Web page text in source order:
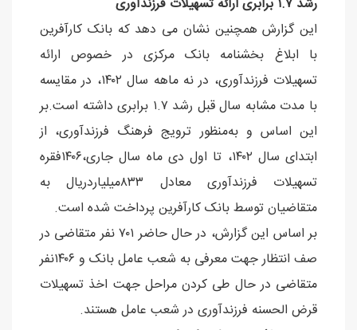
رشد ۱.۷ برابری ارائه تسهیلات فرزندآوری
این گزارش همچنین نشان می دهد که بانک کارآفرین
با ابلاغ بخشنامه بانک مرکزی در خصوص ارائه
تسهیلات فرزندآوری، در نه ماهه سال ۱۴۰۲، در مقایسه
با مدت مشابه سال قبل رشد ۱.۷ برابری داشته است.بر
این اساس و به‌منظور ترویج فرهنگ فرزندآوری، از
ابتدای سال ۱۴۰۲، تا اول دی ماه سال جاری،۱۴۰۶فقره
تسهیلات فرزندآوری معادل ۸۳۳میلیاردریال به
متقاضیان توسط بانک کارآفرین پرداخت شده است.
بر اساس این گزارش، در حال حاضر ۷۰۱ نفر متقاضی در
صف انتظار جهت معرفی به شعب عامل بانک و ۱۴۰۶نفر
متقاضی در حال طی کردن مراحل جهت اخذ تسهیلات
قرض الحسنه فرزندآوری در شعب عامل هستند.